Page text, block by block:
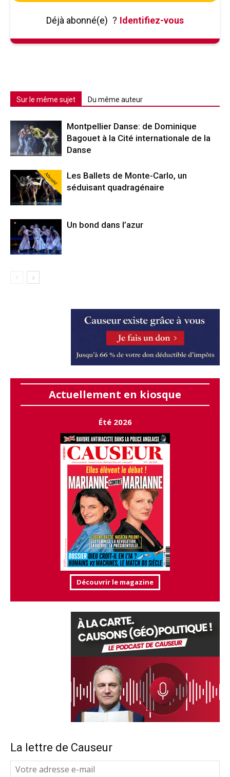
Déjà abonné(e) ? Identifiez-vous
Sur le même sujet Du même auteur
Montpellier Danse: de Dominique
Bagouet à la Cité internationale de la
Danse
Abonné
Les Ballets de Monte-Carlo, un
séduisant quadragénaire
Un bond dans l’azur
Actuellement en kiosque
Été 2026
Découvrir le magazine
La lettre de Causeur